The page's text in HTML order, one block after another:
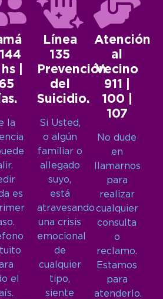
|
la
es
el
Línea
135
Prevención
del
Suicidio.
Si Usted,
o algún
familiar o
allegado
suyo,
está
atravesando
una crisis
emocional
de
cualquier
tipo,
siente
Atención
al
Vecino
911 |
100 |
107
No dude
en
llamarnos
para
realizar
cualquier
consulta
o
reclamo.
Estamos
para
atenderlo.